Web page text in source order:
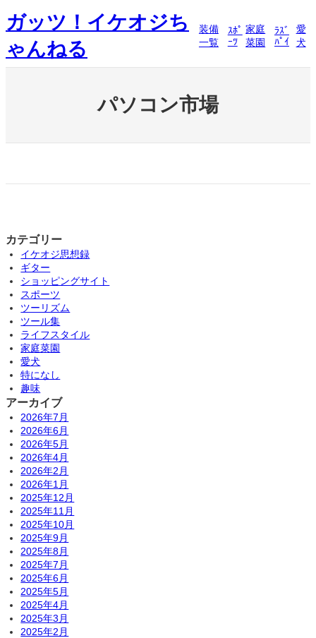
容
ス
キ
ガッツ！イケオジち
ゃんねる
装備
一覧
ｽﾎﾟ
ｰﾂ
家庭
菜園
ﾗｽﾞ
ﾊﾟｲ
愛
犬
パソコン市場
カテゴリー
イケオジ思想録
ギター
ショッピングサイト
スポーツ
ツーリズム
ツール集
ライフスタイル
家庭菜園
愛犬
特になし
趣味
アーカイブ
2026年7月
2026年6月
2026年5月
2026年4月
2026年2月
2026年1月
2025年12月
2025年11月
2025年10月
2025年9月
2025年8月
2025年7月
2025年6月
2025年5月
2025年4月
2025年3月
2025年2月